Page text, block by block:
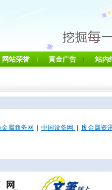
网站荣誉 黄金广告 站内
属商务网 中国设备网
废金属资